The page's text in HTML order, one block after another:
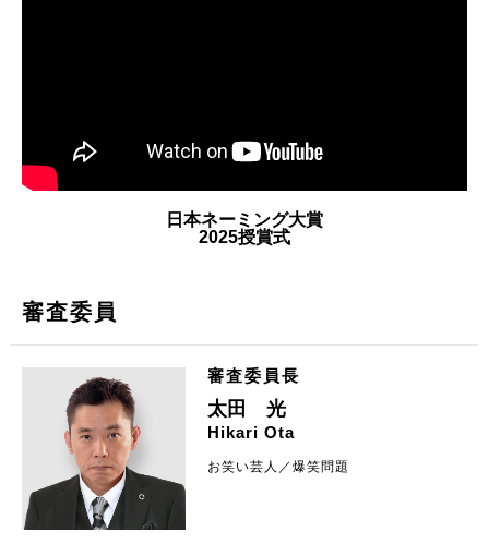
日本ネーミング大賞
2025授賞式
審査委員
審査委員長
太田 光
Hikari Ota
お笑い芸人／爆笑問題